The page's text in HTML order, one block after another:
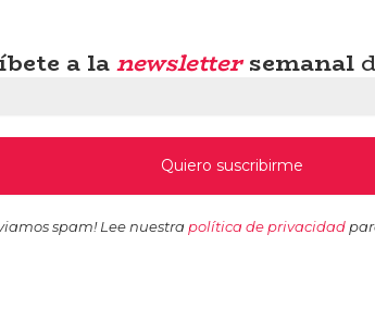
a lanewslettersemanal
spam! Lee nuestra política de privacidad